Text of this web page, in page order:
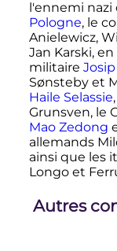
l'ennemi
Pologne, le
Anielewicz,
Jan Karski, en
militaire
Sønsteby et
Haile Selassie
Grunsven, le
Mao Zedong
allemands
ainsi que les
Longo et
Autres